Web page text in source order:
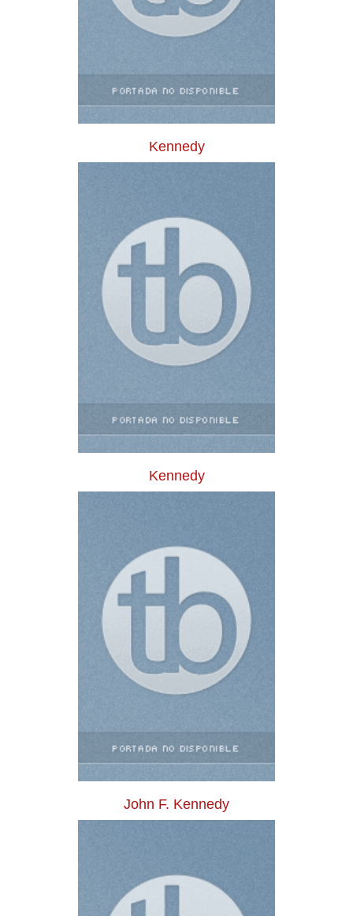
Kennedy
Kennedy
John F. Kennedy